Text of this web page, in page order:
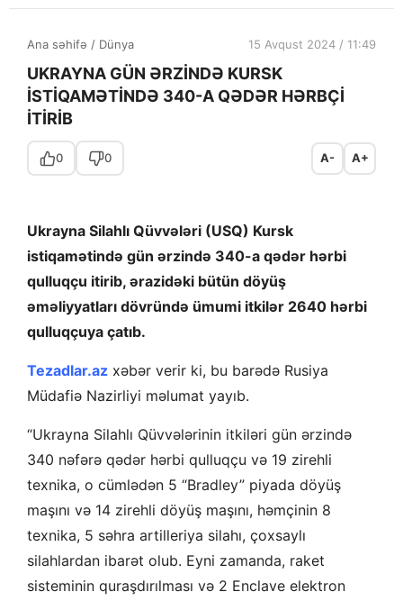
Ana səhifə / Dünya 15 Avqust 2024 / 11:49
UKRAYNA GÜN ƏRZİNDƏ KURSK
İSTİQAMƏTİNDƏ 340-A QƏDƏR HƏRBÇİ
İTİRİB
0 0 A- A+
Ukrayna Silahlı Qüvvələri (USQ) Kursk
istiqamətində gün ərzində 340-a qədər hərbi
qulluqçu itirib, ərazidəki bütün döyüş
əməliyyatları dövründə ümumi itkilər 2640 hərbi
qulluqçuya çatıb.
Tezadlar.az xəbər verir ki, bu barədə Rusiya
Müdafiə Nazirliyi məlumat yayıb.
“Ukrayna Silahlı Qüvvələrinin itkiləri gün ərzində
340 nəfərə qədər hərbi qulluqçu və 19 zirehli
texnika, o cümlədən 5 “Bradley” piyada döyüş
maşını və 14 zirehli döyüş maşını, həmçinin 8
texnika, 5 səhra artilleriya silahı, çoxsaylı
silahlardan ibarət olub. Eyni zamanda, raket
sisteminin quraşdırılması və 2 Enclave elektron